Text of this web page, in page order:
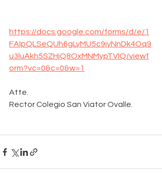
https://docs.google.com/forms/d/e/1
FAIpQLSeQUh6gLyMU5c9jyNnDk4Oq9
u3luAkh5SZHjQ8OxMNMypTVlQ/viewf
orm?vc=0&c=0&w=1
Atte.
Rector Colegio San Viator Ovalle.